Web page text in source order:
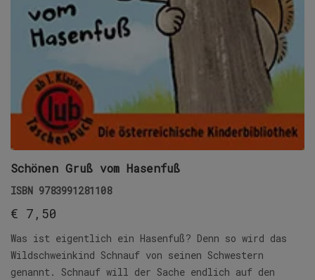
Schönen Gruß vom Hasenfuß
ISBN 9783991281108
€ 7,50
Was ist eigentlich ein Hasenfuß? Denn so wird das
Wildschweinkind Schnauf von seinen Schwestern
genannt. Schnauf will der Sache endlich auf den